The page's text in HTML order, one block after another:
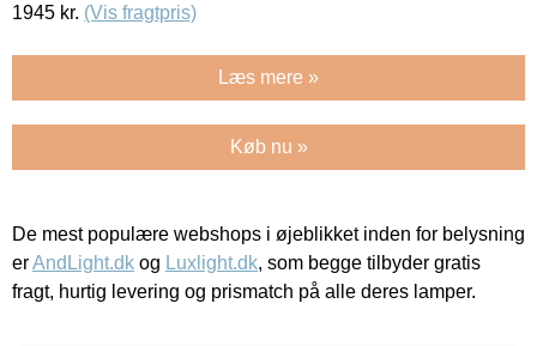
1945 kr. (Vis fragtpris)
Læs mere »
Køb nu »
De mest populære webshops i øjeblikket inden for belysning
erAndLight.dk og Luxlight.dk, som begge tilbyder gratis
fragt, hurtig levering og prismatch på alle deres lamper.